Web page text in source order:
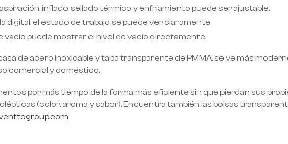
inflado, sellado térmico y enfriamiento puede ser ajustable.
digital, el estado de trabajo se puede ver claramente.
vacío puede mostrar el nivel de vacío directamente.
de acero inoxidable y tapa transparente de PMMA, se ve más
comercial y doméstico.
por más tiempo de la forma más eficiente sin que pierdan sus
(color, aroma y sabor). Encuentra también las bolsas